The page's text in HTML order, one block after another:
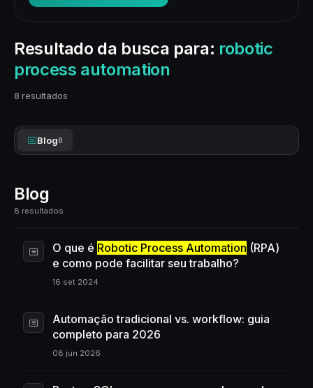
Resultado da busca para: robotic
process automation
8 resultados
Blog8
Blog
8 resultados
O que é Robotic Process Automation (RPA)
e como pode facilitar seu trabalho?
16 set 2024
Automação tradicional vs. workflow: guia
completo para 2026
08 jun 2026